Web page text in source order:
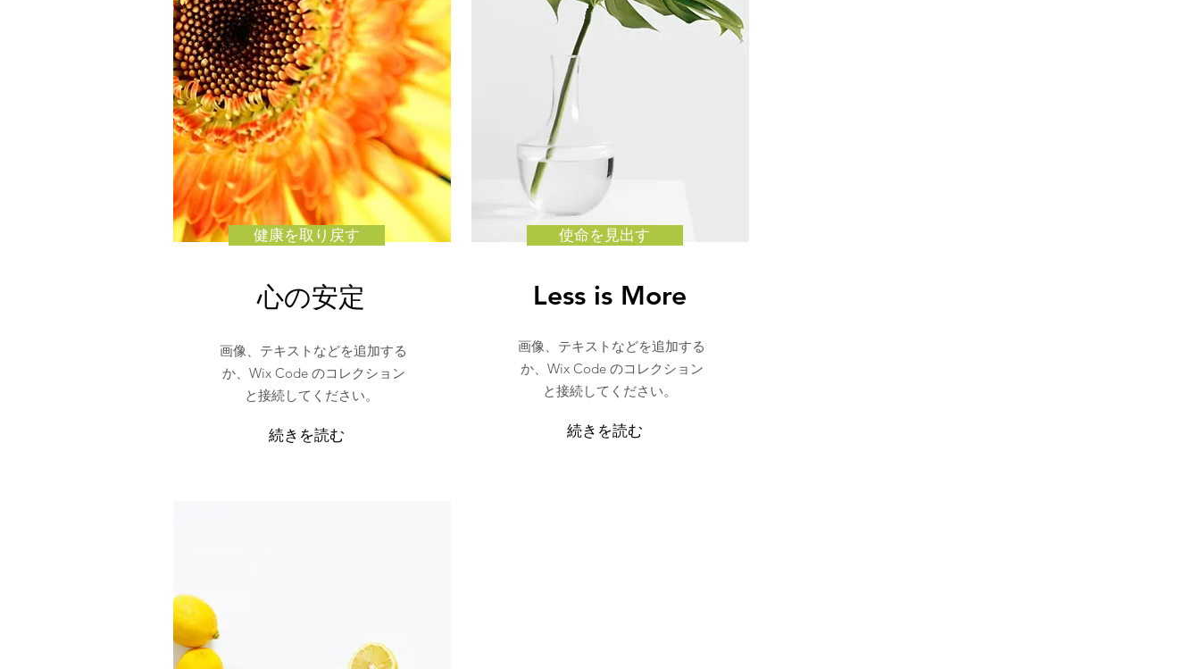
健康を取り戻す
心の安定
画像、テキストなどを追加する
か、Wix Code のコレクション
と接続してください。
続きを読む
使命を見出す
Less is More
画像、テキストなどを追加する
か、Wix Code のコレクション
と接続してください。
続きを読む